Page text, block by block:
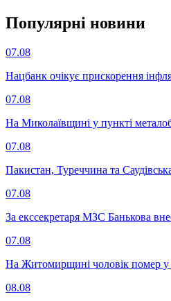
Популярнi новини
07.08
Нацбанк очікує прискорення
07.08
На Миколаївщині у пункті
07.08
Пакистан, Туреччина та
07.08
За екссекретаря МЗС Банькова
07.08
На Житомирщині чоловік помер у
08.08